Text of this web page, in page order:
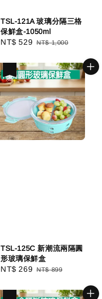
TSL-121A 玻璃分隔三格
保鮮盒-1050ml
Sale
NT$ 529 Regular
NT$ 1,000
TSL-125C 新潮流兩隔圓
形玻璃保鮮盒
Sale
NT$ 269 Regular
NT$ 899